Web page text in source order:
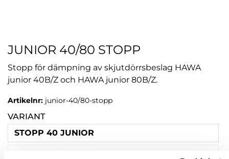
JUNIOR 40/80 STOPP
Stopp för dämpning av skjutdörrsbeslag HAWA
junior 40B/Z och HAWA junior 80B/Z.
Artikelnr: junior-40/80-stopp
VARIANT
STOPP 40 JUNIOR